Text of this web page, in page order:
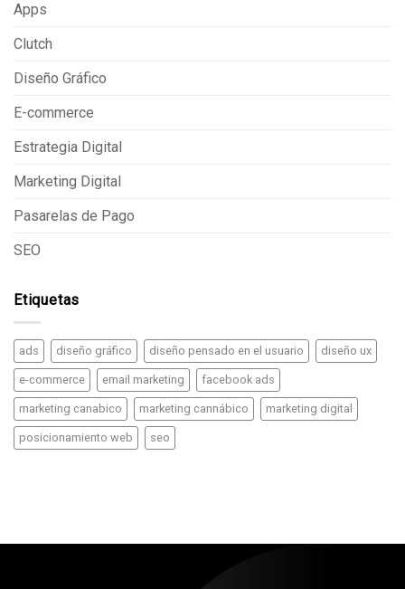
Apps
Clutch
Diseño Gráfico
E-commerce
Estrategia Digital
Marketing Digital
Pasarelas de Pago
SEO
Etiquetas
ads diseño gráfico diseño pensado en el usuario diseño ux
e-commerce email marketing facebook ads
marketing canabico marketing cannábico marketing digital
posicionamiento web seo